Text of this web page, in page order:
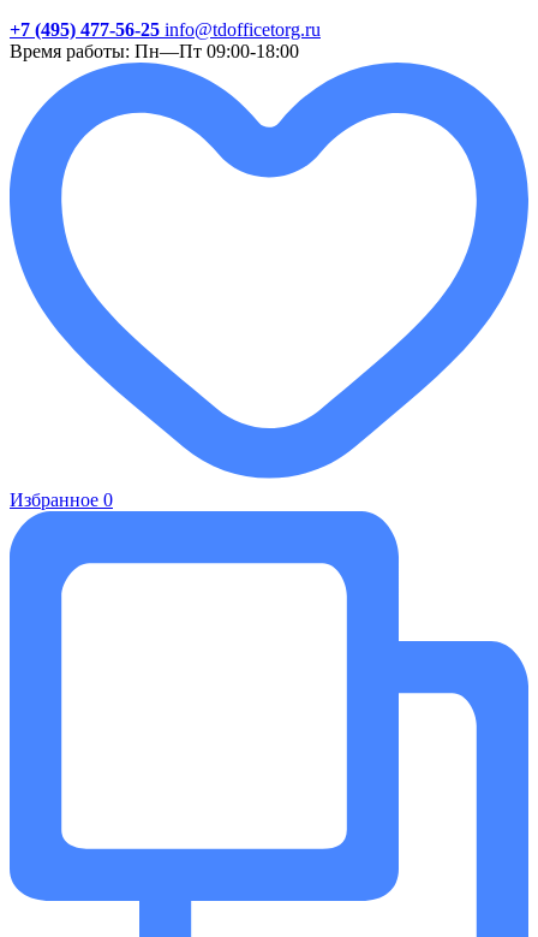
+7 (495) 477-56-25 info@tdofficetorg.ru
Время работы: Пн—Пт 09:00-18:00
Избранное 0